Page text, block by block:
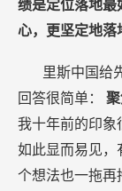
绩是定位落地最
心，更坚定地落
里斯中国给
回答很简单：
我十年前的印象
如此显而易见，
个想法也一拖再